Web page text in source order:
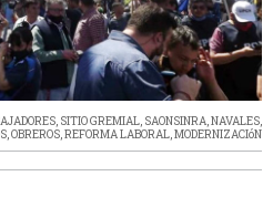
, SITIO GREMIAL, SAONSINRA,NAVALES,
,OBREROS,REFORMA LABORAL,MODERNIZACIóN